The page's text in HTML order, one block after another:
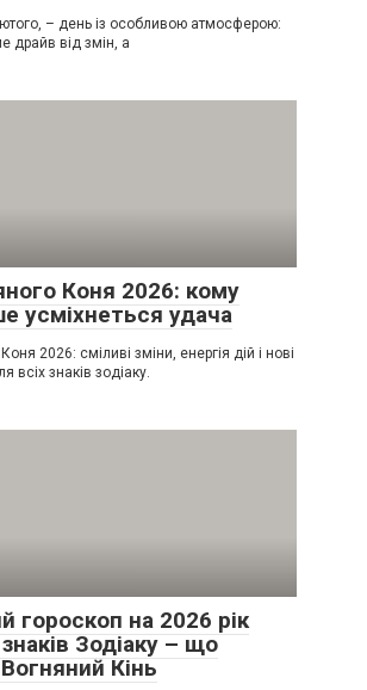
– день із особливою атмосферою:
драйв від змін, а
Коня 2026: кому
усміхнеться удача
2026: сміливі зміни, енергія дій і нові
всіх знаків зодіаку.
гороскоп на 2026 рік
Зодіаку – що
Кінь